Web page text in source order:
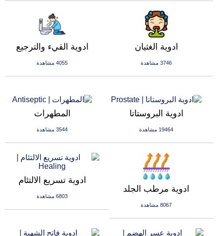
ادوية القيء والترجيع
4055 مشاهدة
ادوية الغثيان
3746 مشاهدة
المطهرات
3544 مشاهدة
ادوية البروستاتا
19464 مشاهدة
ادوية تسريع الالتئام
6803 مشاهدة
ادوية مرطب الجلد
8067 مشاهدة